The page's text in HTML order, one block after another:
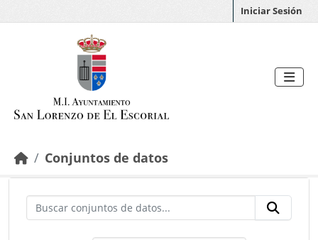
Iniciar Sesión
Conjuntos de datos